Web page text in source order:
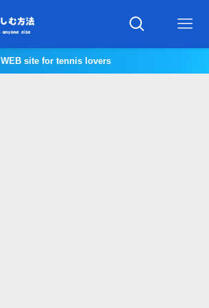
WEB site for tennis lovers